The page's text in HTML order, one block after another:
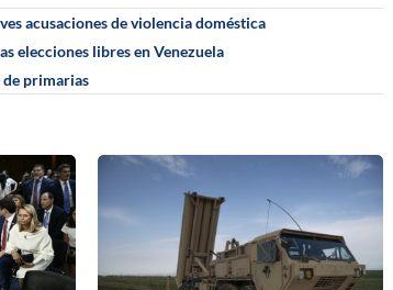
acusaciones de violencia doméstica
elecciones libres en Venezuela
de primarias